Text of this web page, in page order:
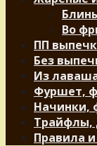
Во
ПП
Без
Из
Фуршет,
Начинки,
Трайфлы,
Правила